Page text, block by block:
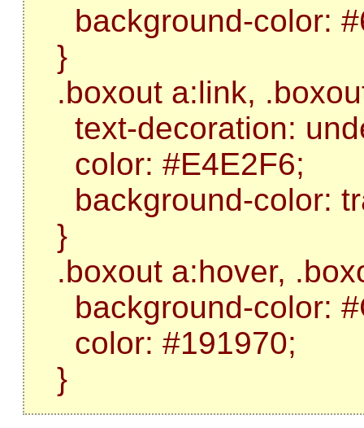
background-color:
}
.boxout a:link,
text-decoration:
color: #E4E2F6;
background-color:
}
.boxout a:hover,
background-color:
color: #191970;
}